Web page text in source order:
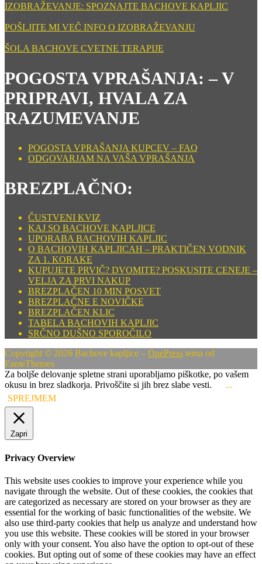
IZOBRAŽEVANJE: SPOZNAJTE BACHOVE KAPLJIC
POŠLJITE MI VEČ INFO O IZOBRAŽEVANJU
ŠOLA BACHOVE CVETNE TERAPIJE
POGOSTA VPRAŠANJA: – V
PRIPRAVI, HVALA ZA
RAZUMEVANJE
POGOSTA VPRAŠANJA KUPCEV – FAQ
ODGOVARJAM NA VAŠA VPRAŠANJA
BREZPLAČNO:
ČUSTVENI KVIZ
KAJ SO BACHOVE KAPLJICE
UPORABA BACHOVIH KAPLJIC
O BACHOVIH KAPLJICAH – PRAKTIČEN VODNIK
ZA 1. KORAKE
KUPUJETE PRVIČ? DVOMITE? POSKUSITE CENEJE –
VELJA ZA PRVI NAKUP
BREZPLAČEN 10 MIN POSVET
BREZPLAČNE E NOVIČKE
BREZPLAČEN KLIC
TABELA BACHOVIH KAPLJIC
SRČNO DUŠNO SPOROČILO
Copyright © 2026 Bachove kapljice – OnePress tema od
FameThemes
Za boljše delovanje spletne strani uporabljamo piškotke, po vašem
okusu in brez sladkorja. Privoščite si jih brez slabe vesti.
...
SPREJMEM
Zapri
Privacy Overview
This website uses cookies to improve your experience while you
navigate through the website. Out of these cookies, the cookies that
are categorized as necessary are stored on your browser as they are
essential for the working of basic functionalities of the website. We
also use third-party cookies that help us analyze and understand how
you use this website. These cookies will be stored in your browser
only with your consent. You also have the option to opt-out of these
cookies. But opting out of some of these cookies may have an effect